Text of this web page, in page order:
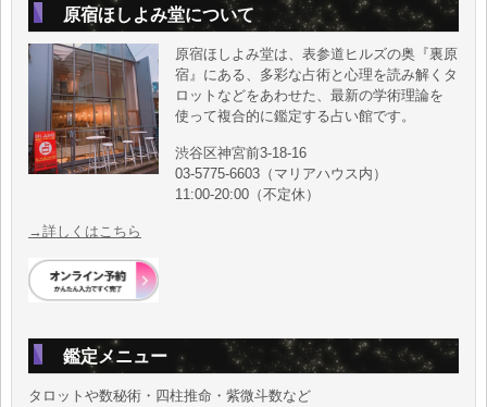
原宿ほしよみ堂について
原宿ほしよみ堂は、表参道ヒルズの奥『裏原
宿』にある、多彩な占術と心理を読み解くタ
ロットなどをあわせた、最新の学術理論を
使って複合的に鑑定する占い館です。
渋谷区神宮前3-18-16
03-5775-6603（マリアハウス内）
11:00-20:00（不定休）
→詳しくはこちら
鑑定メニュー
タロットや数秘術・四柱推命・紫微斗数など